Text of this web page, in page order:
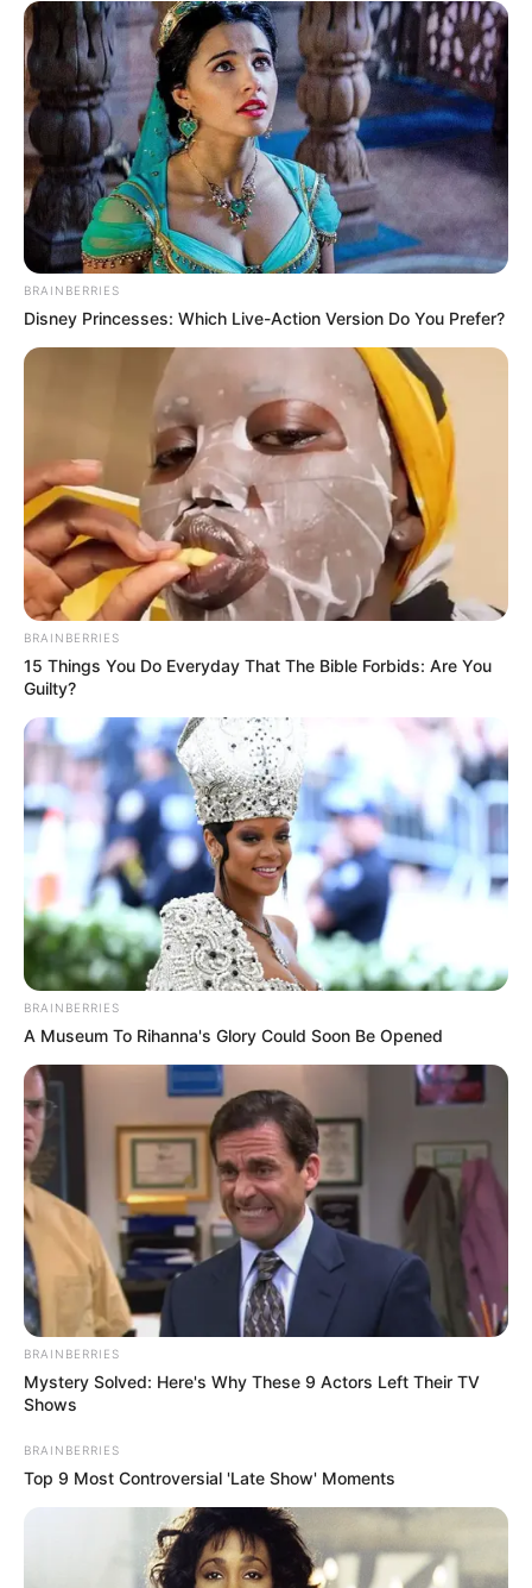
BRAINBERRIES
Disney Princesses: Which Live-Action Version Do You Prefer?
BRAINBERRIES
15 Things You Do Everyday That The Bible Forbids: Are You
Guilty?
BRAINBERRIES
A Museum To Rihanna's Glory Could Soon Be Opened
BRAINBERRIES
Mystery Solved: Here's Why These 9 Actors Left Their TV
Shows
BRAINBERRIES
Top 9 Most Controversial 'Late Show' Moments